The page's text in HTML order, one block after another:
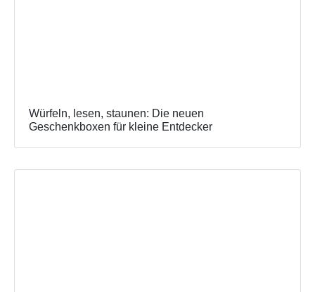
Würfeln, lesen, staunen: Die neuen
Geschenkboxen für kleine Entdecker